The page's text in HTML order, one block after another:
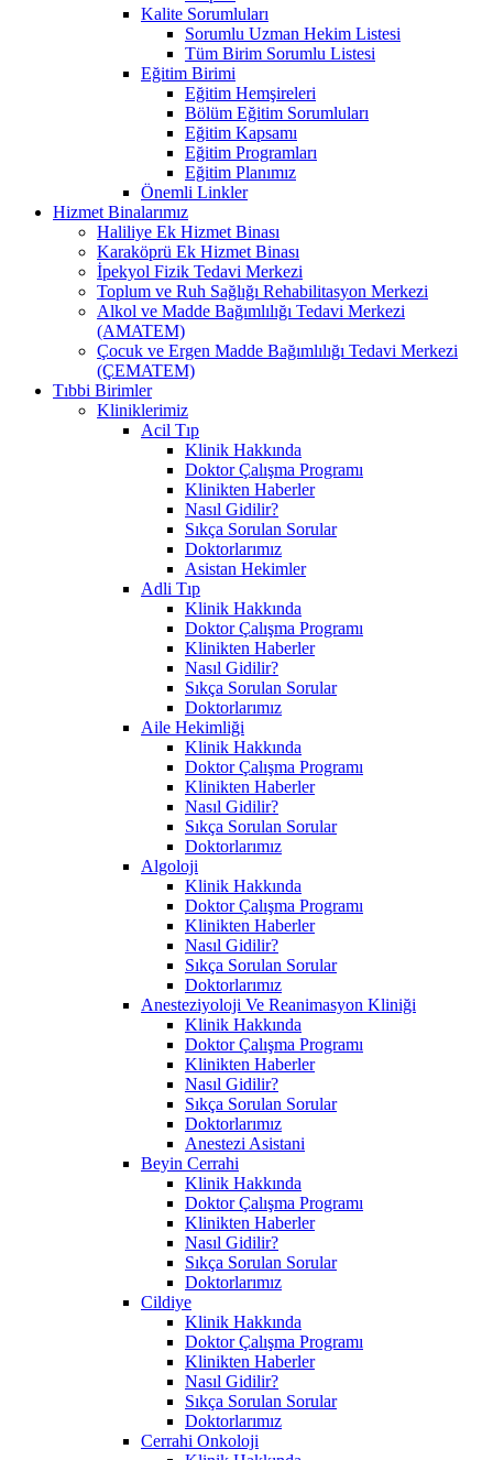
Kalite Sorumluları
Sorumlu Uzman Hekim Listesi
Tüm Birim Sorumlu Listesi
Eğitim Birimi
Eğitim Hemşireleri
Bölüm Eğitim Sorumluları
Eğitim Kapsamı
Eğitim Programları
Eğitim Planımız
Önemli Linkler
Hizmet Binalarımız
Haliliye Ek Hizmet Binası
Karaköprü Ek Hizmet Binası
İpekyol Fizik Tedavi Merkezi
Toplum ve Ruh Sağlığı Rehabilitasyon Merkezi
Alkol ve Madde Bağımlılığı Tedavi Merkezi
(AMATEM)
Çocuk ve Ergen Madde Bağımlılığı Tedavi Merkezi
(ÇEMATEM)
Tıbbi Birimler
Kliniklerimiz
Acil Tıp
Klinik Hakkında
Doktor Çalışma Programı
Klinikten Haberler
Nasıl Gidilir?
Sıkça Sorulan Sorular
Doktorlarımız
Asistan Hekimler
Adli Tıp
Klinik Hakkında
Doktor Çalışma Programı
Klinikten Haberler
Nasıl Gidilir?
Sıkça Sorulan Sorular
Doktorlarımız
Aile Hekimliği
Klinik Hakkında
Doktor Çalışma Programı
Klinikten Haberler
Nasıl Gidilir?
Sıkça Sorulan Sorular
Doktorlarımız
Algoloji
Klinik Hakkında
Doktor Çalışma Programı
Klinikten Haberler
Nasıl Gidilir?
Sıkça Sorulan Sorular
Doktorlarımız
Anesteziyoloji Ve Reanimasyon Kliniği
Klinik Hakkında
Doktor Çalışma Programı
Klinikten Haberler
Nasıl Gidilir?
Sıkça Sorulan Sorular
Doktorlarımız
Anestezi Asistani
Beyin Cerrahi
Klinik Hakkında
Doktor Çalışma Programı
Klinikten Haberler
Nasıl Gidilir?
Sıkça Sorulan Sorular
Doktorlarımız
Cildiye
Klinik Hakkında
Doktor Çalışma Programı
Klinikten Haberler
Nasıl Gidilir?
Sıkça Sorulan Sorular
Doktorlarımız
Cerrahi Onkoloji